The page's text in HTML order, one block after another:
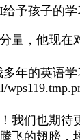
予孩子的
量，他现
年的英语
我们也期
的翅膀，